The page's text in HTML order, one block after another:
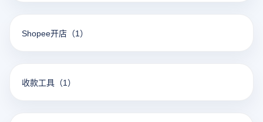
Shopee开店 （1）
收款工具 （1）